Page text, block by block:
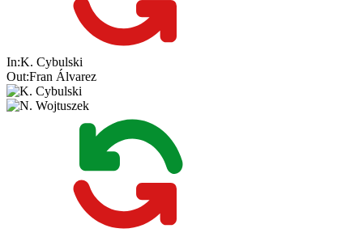
In:K. Cybulski
Out:Fran Álvarez